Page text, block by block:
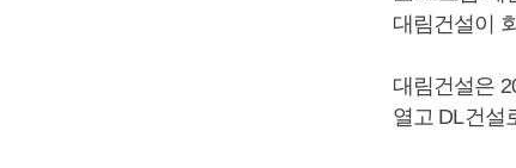
대림건설이
대림건설은
열고 DL건설